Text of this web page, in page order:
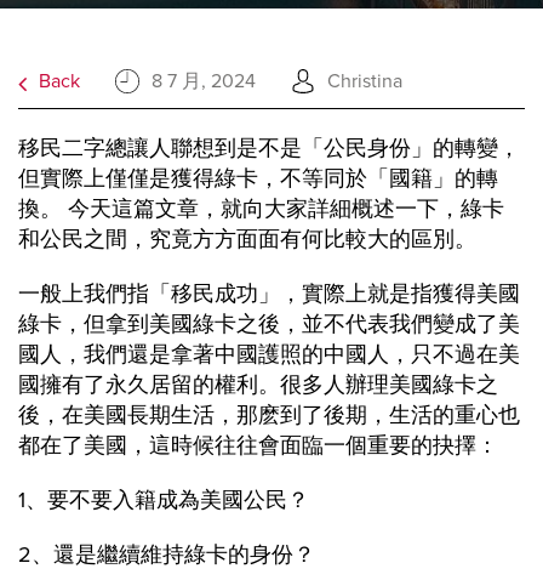
Back 8 7 月, 2024 Christina
移民二字總讓人聯想到是不是「公民身份」的轉變，
但實際上僅僅是獲得綠卡，不等同於「國籍」的轉
換。 今天這篇文章，就向大家詳細概述一下，綠卡
和公民之間，究竟方方面面有何比較大的區別。
一般上我們指「移民成功」，實際上就是指獲得美國
綠卡，但拿到美國綠卡之後，並不代表我們變成了美
國人，我們還是拿著中國護照的中國人，只不過在美
國擁有了永久居留的權利。很多人辦理美國綠卡之
後，在美國長期生活，那麽到了後期，生活的重心也
都在了美國，這時候往往會面臨一個重要的抉擇：
1、要不要入籍成為美國公民？
2、還是繼續維持綠卡的身份？